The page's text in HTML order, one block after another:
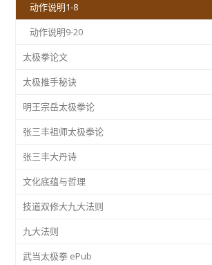
动作说明1-8
动作说明9-20
太极拳论文
太极推手秘诀
明王宗岳太极拳论
张三丰祖师太极拳论
张三丰大丹诗
文化底蕴与哲理
技道双修大九大法则
九大法则
武当太极拳 ePub